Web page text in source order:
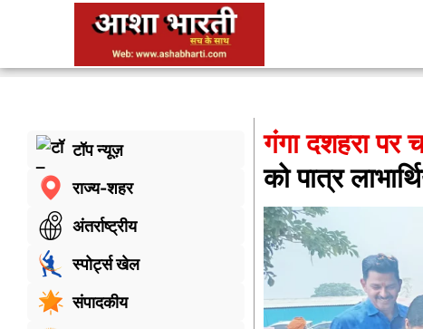
टॉप न्यूज़
राज्य-शहर
अंतर्राष्ट्रीय
स्पोर्ट्स खेल
संपादकीय
गंगा दशहरा पर
को पात्र